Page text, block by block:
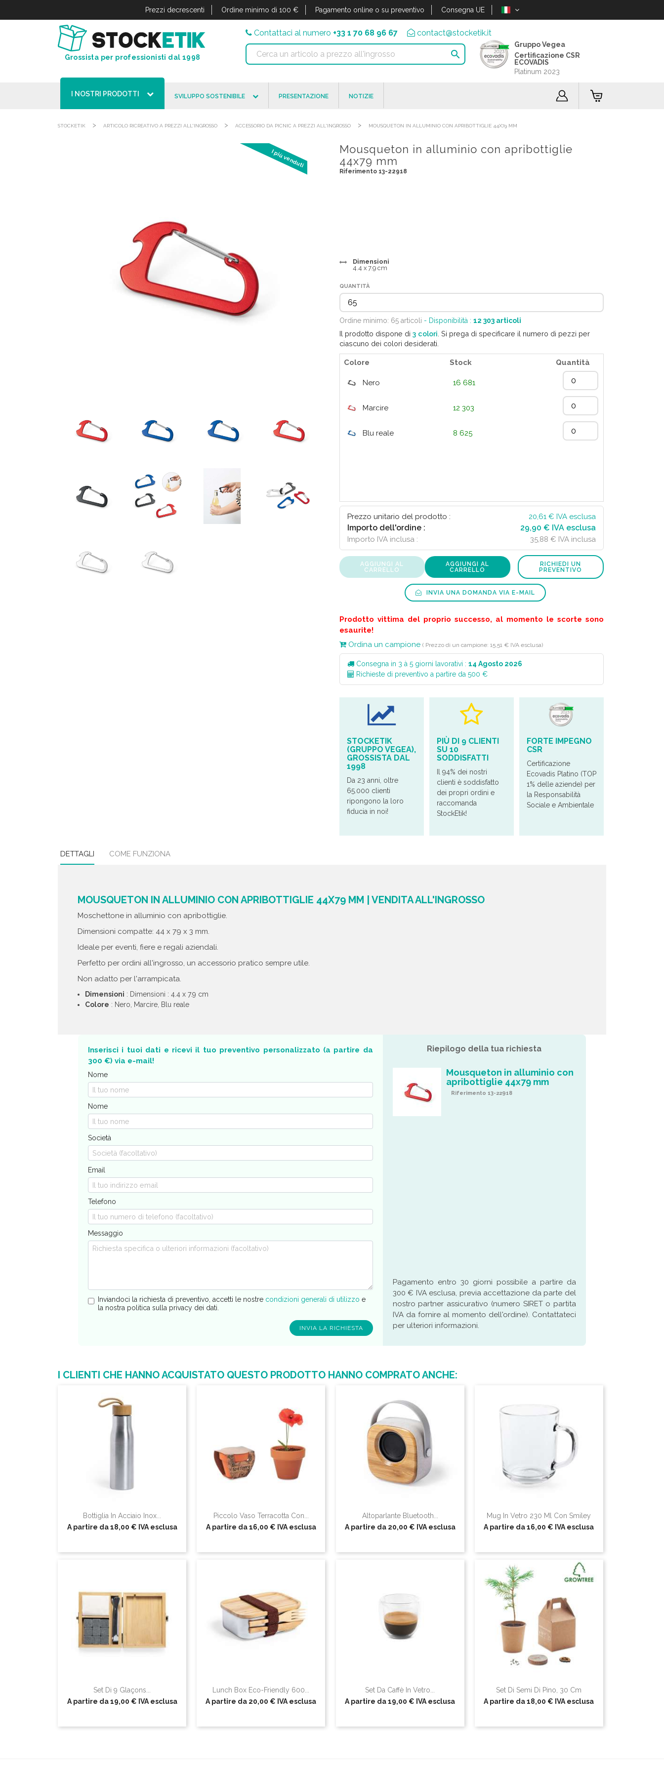
Prezzi decrescenti Ordine minimo di 100 € Pagamento online o su preventivo Consegna UE
Grossista per professionisti dal 1998
Contattaci al numero +33 1 70 68 96 67 contact@stocketik.it

Gruppo Vegea
Certificazione CSR
ECOVADIS
Platinum 2023
I NOSTRI PRODOTTI SVILUPPO SOSTENIBILE PRESENTAZIONE NOTIZIE
STOCKETIK > ARTICOLO RICREATIVO A PREZZI ALL'INGROSSO > ACCESSORIO DA PICNIC A PREZZI ALL'INGROSSO > MOUSQUETON IN ALLUMINIO CON APRIBOTTIGLIE 44X79 MM
I più venduti
Mousqueton in alluminio con apribottiglie
44x79 mm
Riferimento 13-22918
Dimensioni
4.4 x 7.9 cm
QUANTITÀ
Ordine minimo: 65 articoli - Disponibilità : 12 303 articoli
Il prodotto dispone di 3 colori . Si prega di specificare il numero di pezzi per
ciascuno dei colori desiderati.
Colore Stock Quantità
Nero 16 681
Marcire 12 303
Blu reale 8 625
Prezzo unitario del prodotto : 20,61 € IVA esclusa
Importo dell'ordine : 29,90 € IVA esclusa
Importo IVA inclusa : 35,88 € IVA inclusa
AGGIUNGI AL
CARRELLO
AGGIUNGI AL
CARRELLO
RICHIEDI UN
PREVENTIVO
INVIA UNA DOMANDA VIA E-MAIL
Prodotto vittima del proprio successo, al momento le scorte sono
esaurite!
Ordina un campione ( Prezzo di un campione: 15,51 € IVA esclusa)
Consegna in 3 à 5 giorni lavorativi : 14 Agosto 2026
Richieste di preventivo a partire da 500 €
STOCKETIK
(GRUPPO VEGEA),
GROSSISTA DAL
1998
Da 23 anni, oltre
65.000 clienti
ripongono la loro
fiducia in noi!
PIÙ DI 9 CLIENTI
SU 10
SODDISFATTI
Il 94% dei nostri
clienti è soddisfatto
dei propri ordini e
raccomanda
StockEtik!
FORTE IMPEGNO
CSR
Certificazione
Ecovadis Platino (TOP
1% delle aziende) per
la Responsabilità
Sociale e Ambientale
DETTAGLI COME FUNZIONA
MOUSQUETON IN ALLUMINIO CON APRIBOTTIGLIE 44X79 MM | VENDITA ALL'INGROSSO
Moschettone in alluminio con apribottiglie.
Dimensioni compatte: 44 x 79 x 3 mm.
Ideale per eventi, fiere e regali aziendali.
Perfetto per ordini all'ingrosso, un accessorio pratico sempre utile.
Non adatto per l'arrampicata.
Dimensioni : Dimensioni : 4.4 x 7.9 cm
Colore : Nero, Marcire, Blu reale
Inserisci i tuoi dati e ricevi il tuo preventivo personalizzato (a partire da
300 €) via e-mail!
Nome
Nome
Società
Email
Telefono
Messaggio
Inviandoci la richiesta di preventivo, accetti le nostre condizioni generali di utilizzo e
la nostra politica sulla privacy dei dati.
Riepilogo della tua richiesta
Mousqueton in alluminio con
apribottiglie 44x79 mm
Riferimento 13-22918
Pagamento entro 30 giorni possibile a partire da
300 € IVA esclusa, previa accettazione da parte del
nostro partner assicurativo (numero SIRET o partita
IVA da fornire al momento dell'ordine). Contattateci
per ulteriori informazioni.
I CLIENTI CHE HANNO ACQUISTATO QUESTO PRODOTTO HANNO COMPRATO ANCHE:
Bottiglia In Acciaio Inox...
A partire da18,00 € IVA esclusa
Piccolo Vaso Terracotta Con...
A partire da16,00 € IVA esclusa
Altoparlante Bluetooth...
A partire da 20,00 € IVA esclusa
Mug In Vetro 230 Ml Con Smiley
A partire da16,00 € IVA esclusa
Set Di 9 Glaçons...
A partire da19,00 € IVA esclusa
Lunch Box Eco-Friendly 600...
A partire da 20,00 € IVA esclusa
Set Da Caffè In Vetro...
A partire da19,00 € IVA esclusa
Set Di Semi Di Pino, 30 Cm
A partire da18,00 € IVA esclusa